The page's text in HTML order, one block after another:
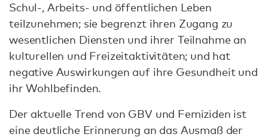
Schul-, Arbeits- und öffentlichen Leben
teilzunehmen; sie begrenzt ihren Zugang zu
wesentlichen Diensten und ihrer Teilnahme an
kulturellen und Freizeitaktivitäten; und hat
negative Auswirkungen auf ihre Gesundheit und
ihr Wohlbefinden.
Der aktuelle Trend von GBV und Femiziden ist
eine deutliche Erinnerung an das Ausmaß der